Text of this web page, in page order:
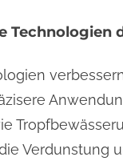
Technologien
Verdunstung